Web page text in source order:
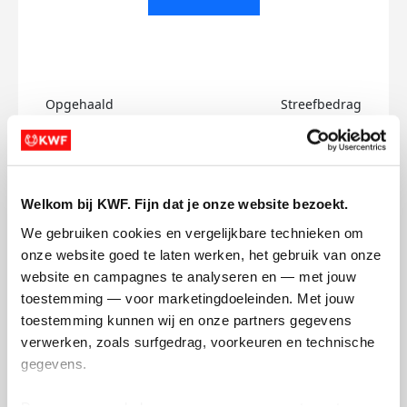
Welkom bij KWF. Fijn dat je onze website bezoekt.
We gebruiken cookies en vergelijkbare technieken om
onze website goed te laten werken, het gebruik van onze
website en campagnes te analyseren en — met jouw
toestemming — voor marketingdoeleinden. Met jouw
toestemming kunnen wij en onze partners gegevens
verwerken, zoals surfgedrag, voorkeuren en technische
gegevens.
Opgehaald
€0
Streefbedrag
€750
Luciana's badges